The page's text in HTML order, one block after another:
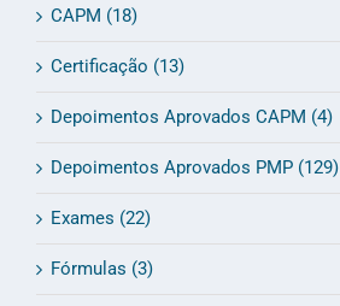
CAPM (18)
Certificação (13)
Depoimentos Aprovados CAPM (4)
Depoimentos Aprovados PMP (129)
Exames (22)
Fórmulas (3)